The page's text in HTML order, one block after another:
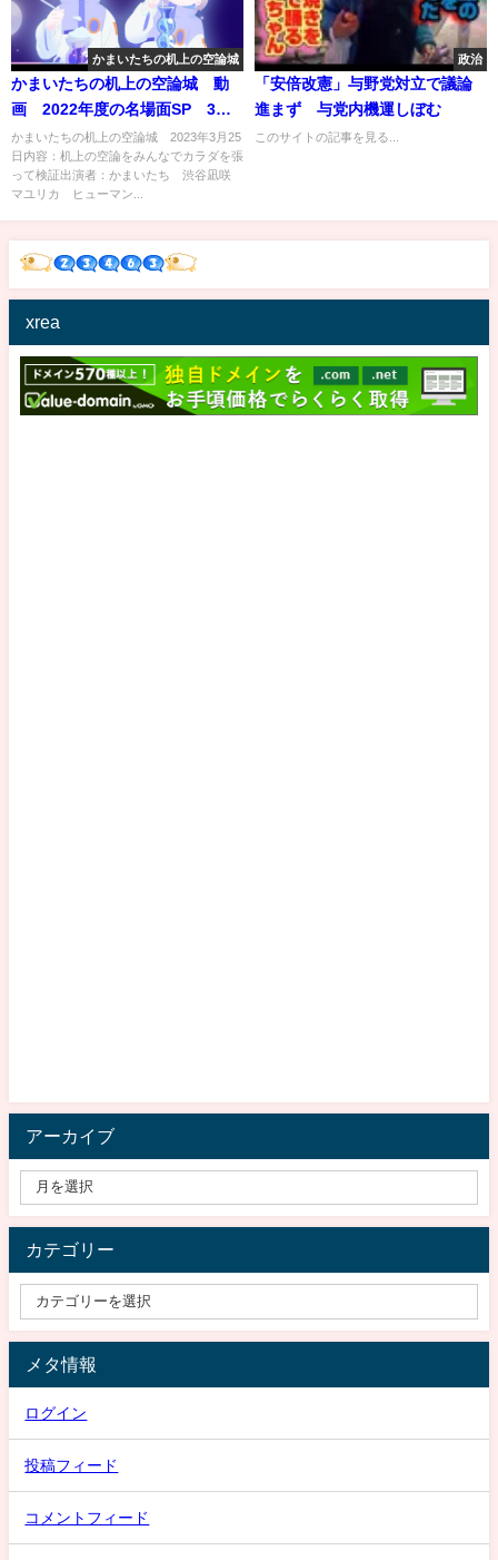
かまいたちの机上の空論城
かまいたちの机上の空論城 動
画 2022年度の名場面SP 3月
25日
かまいたちの机上の空論城 2023年3月25
日内容：机上の空論をみんなでカラダを張
って検証出演者：かまいたち 渋谷凪咲
マユリカ ヒューマン...
政治
「安倍改憲」与野党対立で議論
進まず 与党内機運しぼむ
このサイトの記事を見る...
xrea
アーカイブ
カテゴリー
メタ情報
ログイン
投稿フィード
コメントフィード